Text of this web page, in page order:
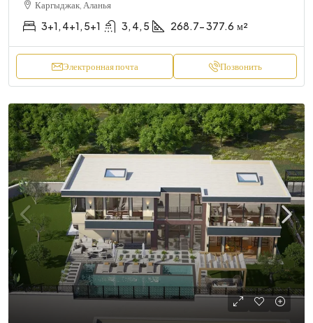
Каргыджак, Аланья
3+1, 4+1, 5+1 3, 4, 5 268.7- 377.6 м²
Электронная почта Позвонить